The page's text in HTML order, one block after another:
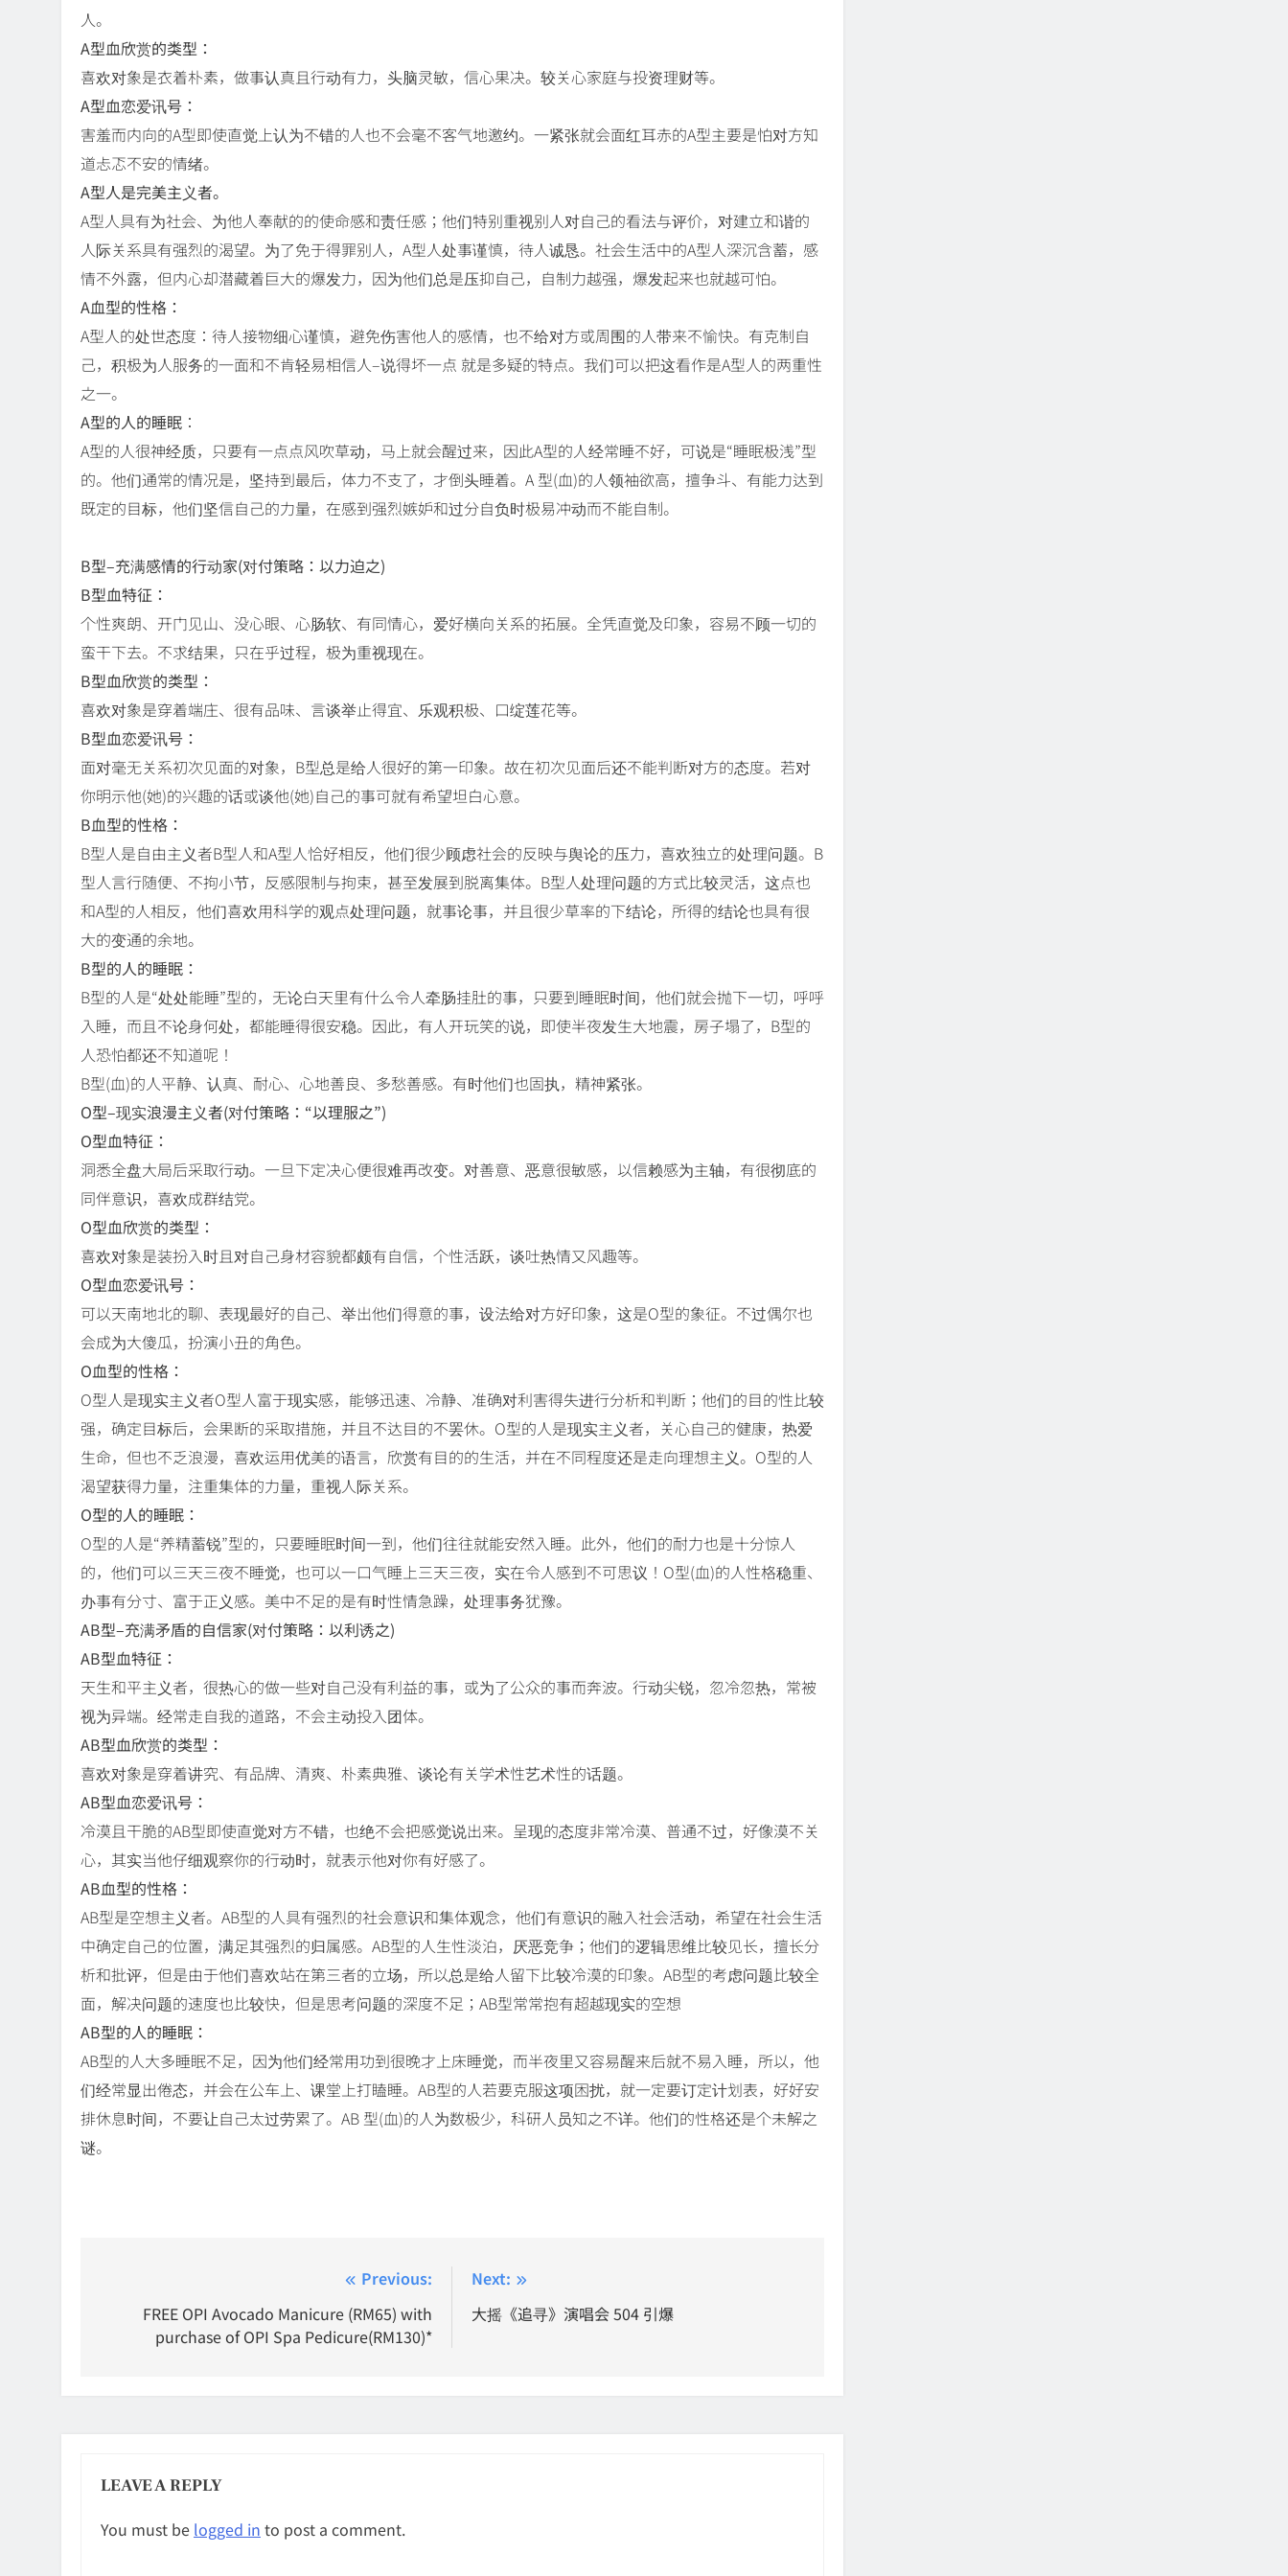
人。
A型血欣赏的类型：
喜欢对象是衣着朴素，做事认真且行动有力，头脑灵敏，信心果决。较关心家庭与投资理财等。
A型血恋爱讯号：
害羞而内向的A型即使直觉上认为不错的人也不会毫不客气地邀约。一紧张就会面红耳赤的A型主要是怕对方知
道忐忑不安的情绪。
A型人是完美主义者。
A型人具有为社会、为他人奉献的的使命感和责任感；他们特别重视别人对自己的看法与评价，对建立和谐的
人际关系具有强烈的渴望。为了免于得罪别人，A型人处事谨慎，待人诚恳。社会生活中的A型人深沉含蓄，感
情不外露，但内心却潜藏着巨大的爆发力，因为他们总是压抑自己，自制力越强，爆发起来也就越可怕。
A血型的性格：
A型人的处世态度：待人接物细心谨慎，避免伤害他人的感情，也不给对方或周围的人带来不愉快。有克制自
己，积极为人服务的一面和不肯轻易相信人–说得坏一点 就是多疑的特点。我们可以把这看作是A型人的两重性
之一。
A型的人的睡眠 ：
A型的人很神经质，只要有一点点风吹草动，马上就会醒过来，因此A型的人经常睡不好，可说是“睡眠极浅”型
的。他们通常的情况是，坚持到最后，体力不支了，才倒头睡着。A 型(血)的人领袖欲高，擅争斗、有能力达到
既定的目标，他们坚信自己的力量，在感到强烈嫉妒和过分自负时极易冲动而不能自制。
B型–充满感情的行动家(对付策略：以力迫之)
B型血特征：
个性爽朗、开门见山、没心眼、心肠软、有同情心，爱好横向关系的拓展。全凭直觉及印象，容易不顾一切的
蛮干下去。不求结果，只在乎过程，极为重视现在。
B型血欣赏的类型：
喜欢对象是穿着端庄、很有品味、言谈举止得宜、乐观积极、口绽莲花等。
B型血恋爱讯号：
面对毫无关系初次见面的对象，B型总是给人很好的第一印象。故在初次见面后还不能判断对方的态度。若对
你明示他(她)的兴趣的话或谈他(她)自己的事可就有希望坦白心意。
B血型的性格：
B型人是自由主义者B型人和A型人恰好相反，他们很少顾虑社会的反映与舆论的压力，喜欢独立的处理问题。B
型人言行随便、不拘小节，反感限制与拘束，甚至发展到脱离集体。B型人处理问题的方式比较灵活，这点也
和A型的人相反，他们喜欢用科学的观点处理问题，就事论事，并且很少草率的下结论，所得的结论也具有很
大的变通的余地。
B型的人的睡眠：
B型的人是“处处能睡”型的，无论白天里有什么令人牵肠挂肚的事，只要到睡眠时间，他们就会抛下一切，呼呼
入睡，而且不论身何处，都能睡得很安稳。因此，有人开玩笑的说，即使半夜发生大地震，房子塌了，B型的
人恐怕都还不知道呢！
B型(血)的人平静、认真、耐心、心地善良、多愁善感。有时他们也固执，精神紧张。
O型–现实浪漫主义者(对付策略：“以理服之”)
O型血特征：
洞悉全盘大局后采取行动。一旦下定决心便很难再改变。对善意、恶意很敏感，以信赖感为主轴，有很彻底的
同伴意识，喜欢成群结党。
O型血欣赏的类型：
喜欢对象是装扮入时且对自己身材容貌都颇有自信，个性活跃，谈吐热情又风趣等。
O型血恋爱讯号：
可以天南地北的聊、表现最好的自己、举出他们得意的事，设法给对方好印象，这是O型的象征。不过偶尔也
会成为大傻瓜，扮演小丑的角色。
O血型的性格：
O型人是现实主义者O型人富于现实感，能够迅速、冷静、准确对利害得失进行分析和判断；他们的目的性比较
强，确定目标后，会果断的采取措施，并且不达目的不罢休。O型的人是现实主义者，关心自己的健康，热爱
生命，但也不乏浪漫，喜欢运用优美的语言，欣赏有目的的生活，并在不同程度还是走向理想主义。O型的人
渴望获得力量，注重集体的力量，重视人际关系。
O型的人的睡眠：
O型的人是“养精蓄锐”型的，只要睡眠时间一到，他们往往就能安然入睡。此外，他们的耐力也是十分惊人
的，他们可以三天三夜不睡觉，也可以一口气睡上三天三夜，实在令人感到不可思议！O型(血)的人性格稳重、
办事有分寸、富于正义感。美中不足的是有时性情急躁，处理事务犹豫。
AB型–充满矛盾的自信家(对付策略：以利诱之)
AB型血特征：
天生和平主义者，很热心的做一些对自己没有利益的事，或为了公众的事而奔波。行动尖锐，忽冷忽热，常被
视为异端。经常走自我的道路，不会主动投入团体。
AB型血欣赏的类型：
喜欢对象是穿着讲究、有品牌、清爽、朴素典雅、谈论有关学术性艺术性的话题。
AB型血恋爱讯号：
冷漠且干脆的AB型即使直觉对方不错，也绝不会把感觉说出来。呈现的态度非常冷漠、普通不过，好像漠不关
心，其实当他仔细观察你的行动时，就表示他对你有好感了。
AB血型的性格：
AB型是空想主义者。AB型的人具有强烈的社会意识和集体观念，他们有意识的融入社会活动，希望在社会生活
中确定自己的位置，满足其强烈的归属感。AB型的人生性淡泊，厌恶竞争；他们的逻辑思维比较见长，擅长分
析和批评，但是由于他们喜欢站在第三者的立场，所以总是给人留下比较冷漠的印象。AB型的考虑问题比较全
面，解决问题的速度也比较快，但是思考问题的深度不足；AB型常常抱有超越现实的空想
AB型的人的睡眠：
AB型的人大多睡眠不足，因为他们经常用功到很晚才上床睡觉，而半夜里又容易醒来后就不易入睡，所以，他
们经常显出倦态，并会在公车上、课堂上打瞌睡。AB型的人若要克服这项困扰，就一定要订定计划表，好好安
排休息时间，不要让自己太过劳累了。AB 型(血)的人为数极少，科研人员知之不详。他们的性格还是个未解之
谜。
navigation
Previous:
FREE OPI Avocado Manicure (RM65) with
purchase of OPI Spa Pedicure(RM130)*
Next:
大摇《追寻》演唱会 504 引爆
LEAVE A REPLY
You must be logged in to post a comment.